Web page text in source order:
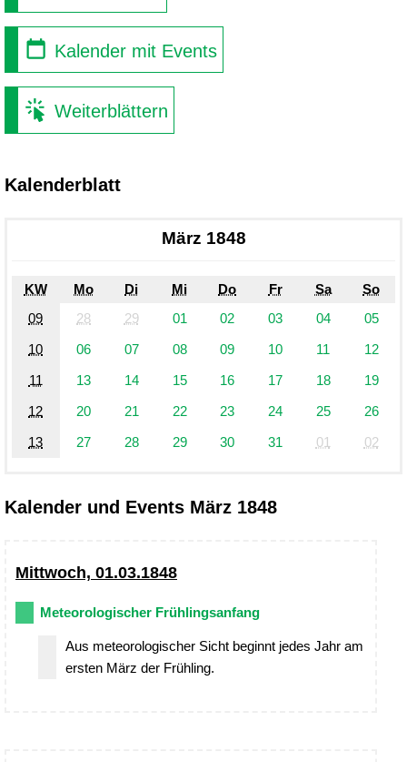
Kalender mit Events
Weiterblättern
Kalenderblatt
März 1848
KW Mo Di Mi Do Fr Sa
So
09
28 29 01 02 03 04
05
10
06 07 08 09 10 11
12
11
13 14 15 16 17 18
19
12
20 21 22 23 24 25
26
13
27 28 29 30 31 01 02
Kalender und Events März 1848
Mittwoch, 01.03.1848
Meteorologischer Frühlingsanfang
Aus meteorologischer Sicht beginnt jedes Jahr am
ersten März der Frühling.